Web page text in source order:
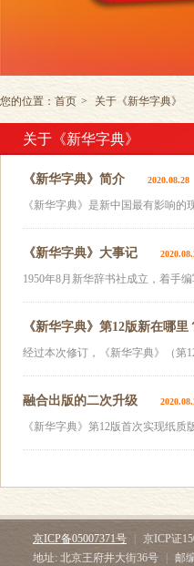
您的位置： 首页 > 关于《新华字典》
关于《新华字典》
《新华字典》简介 2020.08.28
《新华字典》是新中国最有影响
《新华字典》大事记
1950年8月新华辞书社成立，着手
《新华字典》第12版新在哪里
经过本次修订，《新华字典》（第
融合出版的二次升级
《新华字典》第12版首次实现纸
京ICP备05007371号 京ICP证
地址: 北京王府井大街36号
邮